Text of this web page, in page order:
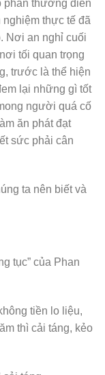
phần thường diễn
thực tế đã
Nơi an nghỉ cuối
tối quan trọng
trước là thể hiện
lại những gì tốt
người quá cố
ăn phát đạt
sức phải cân
ta nên biết và
tục” của Phan
tiền lo liệu,
thì cải táng, kẻo